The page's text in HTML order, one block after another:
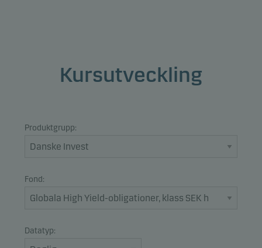
Kursutveckling
Produktgrupp:
Fond:
Datatyp: